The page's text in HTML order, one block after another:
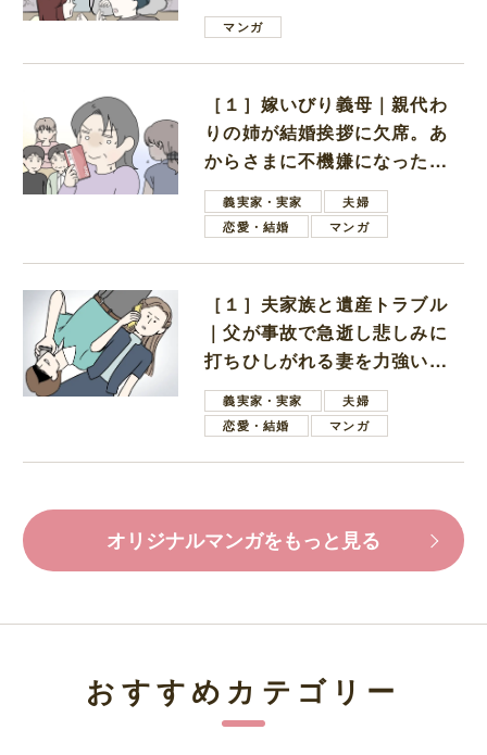
は電車好きの男の子ママ
マンガ
［１］嫁いびり義母｜親代わ
りの姉が結婚挨拶に欠席。あ
からさまに不機嫌になった義
母義実家・実家
夫婦
恋愛・結婚
マンガ
［１］夫家族と遺産トラブル
｜父が事故で急逝し悲しみに
打ちひしがれる妻を力強い言
葉で励ます夫
義実家・実家
夫婦
恋愛・結婚
マンガ
オリジナルマンガをもっと見る
おすすめカテゴリー